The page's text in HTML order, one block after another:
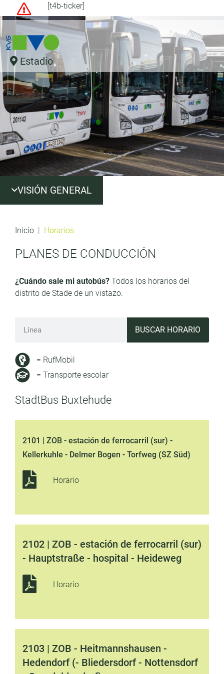
[t4b-ticker]
Estadio
VISIÓN GENERAL
Inicio Horarios
PLANES DE CONDUCCIÓN
¿Cuándo sale mi autobús? Todos los horarios del
distrito de Stade de un vistazo.
BUSCAR HORARIO
= RufMobil
= Transporte escolar
StadtBus Buxtehude
2101 | ZOB - estación de ferrocarril (sur) -
Kellerkuhle - Delmer Bogen - Torfweg (SZ Süd)
Horario
2102 | ZOB - estación de ferrocarril (sur)
- Hauptstraße - hospital - Heideweg
Horario
2103 | ZOB - Heitmannshausen -
Hedendorf (- Bliedersdorf - Nottensdorf